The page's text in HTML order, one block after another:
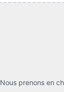
Nous prenons en